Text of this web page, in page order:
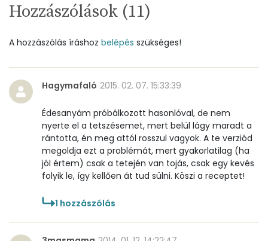
Nátrium
Réz
Szénhidrát
Összesen
0.7 g
Cukor
0 mg
Élelmi rost
Hozzászólások (11)
A hozzászólás íráshoz belépés szükséges!
Hagymafaló 2015. 02. 07. 15:33:39
Édesanyám próbálkozott hasonlóval, de nem
nyerte el a tetszésemet, mert belül lágy maradt a
rántotta, én meg attól rosszul vagyok. A te verziód
megoldja ezt a problémát, mert gyakorlatilag (ha
jól értem) csak a tetején van tojás, csak egy kevés
folyik le, így kellően át tud sülni. Köszi a receptet!
1 hozzászólás